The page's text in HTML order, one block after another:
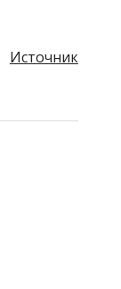
Источник